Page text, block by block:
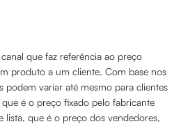
que faz referência ao preço
produto a um cliente. Com base nos
podem variar até mesmo para clientes
é o preço fixado pelo fabricante
que é o preço dos vendedores,